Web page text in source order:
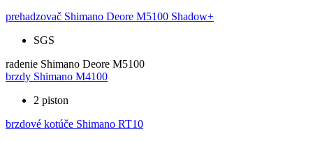
prehadzovač Shimano Deore M5100 Shadow+
SGS
radenie Shimano Deore M5100
brzdy Shimano M4100
2 piston
brzdové kotúče Shimano RT10